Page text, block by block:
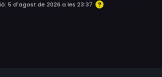
5 d'agost de 2026 a les 23:37